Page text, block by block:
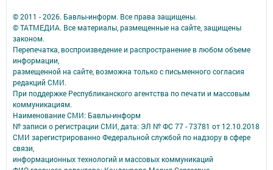
© 2011 - 2026. Бавлы-информ. Все права защищены.
© ТАТМЕДИА. Все материалы, размещенные на сайте, защищены
законом.
Перепечатка, воспроизведение и распространение в любом объеме
информации,
размещенной на сайте, возможна только с письменного согласия
редакций СМИ.
При поддержке Республиканского агентства по печати и массовым
коммуникациям.
Наименование СМИ: Бавлы-информ
№ записи о регистрации СМИ, дата: ЭЛ № ФС 77 - 73781 от 12.10.2018
СМИ зарегистрированно Федеральной службой по надзору в сфере
связи,
информационных технологий и массовых коммуникаций